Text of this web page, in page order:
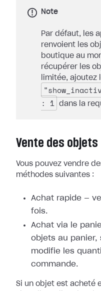
Note
Par défaut, les
renvoient les
boutique au
récupérer les
limitée, ajoutez
: 1
dans la
Vente des objets
Vous pouvez vendre
méthodes suivantes :
Achat rapide —
fois.
Achat via le
objets au panier,
modifie les
commande.
Si un objet est acheté